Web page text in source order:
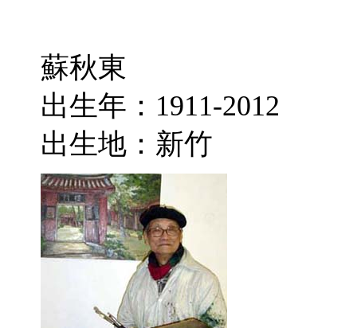
蘇秋東
出生年：1911-2012
出生地：新竹